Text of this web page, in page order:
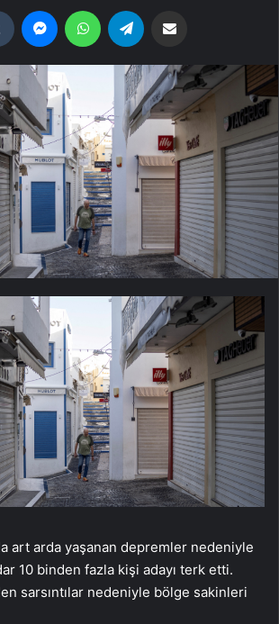
Tumblr MessengerWhatsApp
art arda yaşanan depremler nedeniyle
10 binden fazla kişi adayı terk etti.
sarsıntılar nedeniyle bölge sakinleri